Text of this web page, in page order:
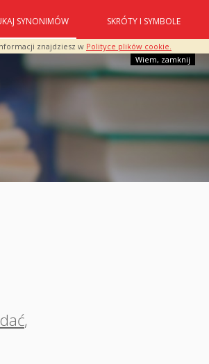
znajdziesz w Polityce plików cookie.
Wiem, zamknij
SYNONIMÓW SKRÓTY I SYMBOLE
,